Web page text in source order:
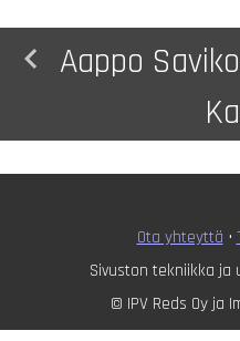
navigate_before
Aappo
Ota yhteyttä •
Sivuston tekniikka ja
© IPV Reds Oy ja